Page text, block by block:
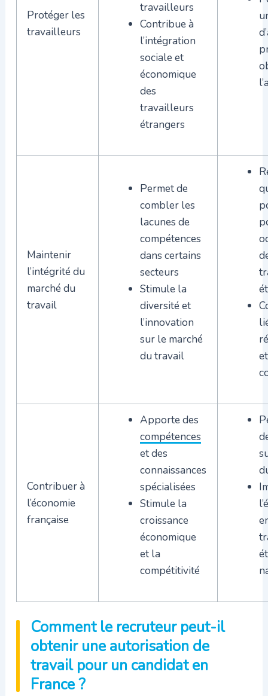
Protéger les
travailleurs
travailleurs
Contribue à
l’intégration
sociale et
économique
des
travailleurs
étrangers
Maintenir
l’intégrité du
marché du
travail
Permet de
combler les
lacunes de
compétences
dans certains
secteurs
Stimule la
diversité et
l’innovation
sur le marché
du travail
Contribuer à
l’économie
française
Apporte des
compétences
et des
connaissances
spécialisées
Stimule la
croissance
économique
et la
compétitivité
Comment le recruteur peut-il
obtenir une autorisation de
travail pour un candidat en
France ?